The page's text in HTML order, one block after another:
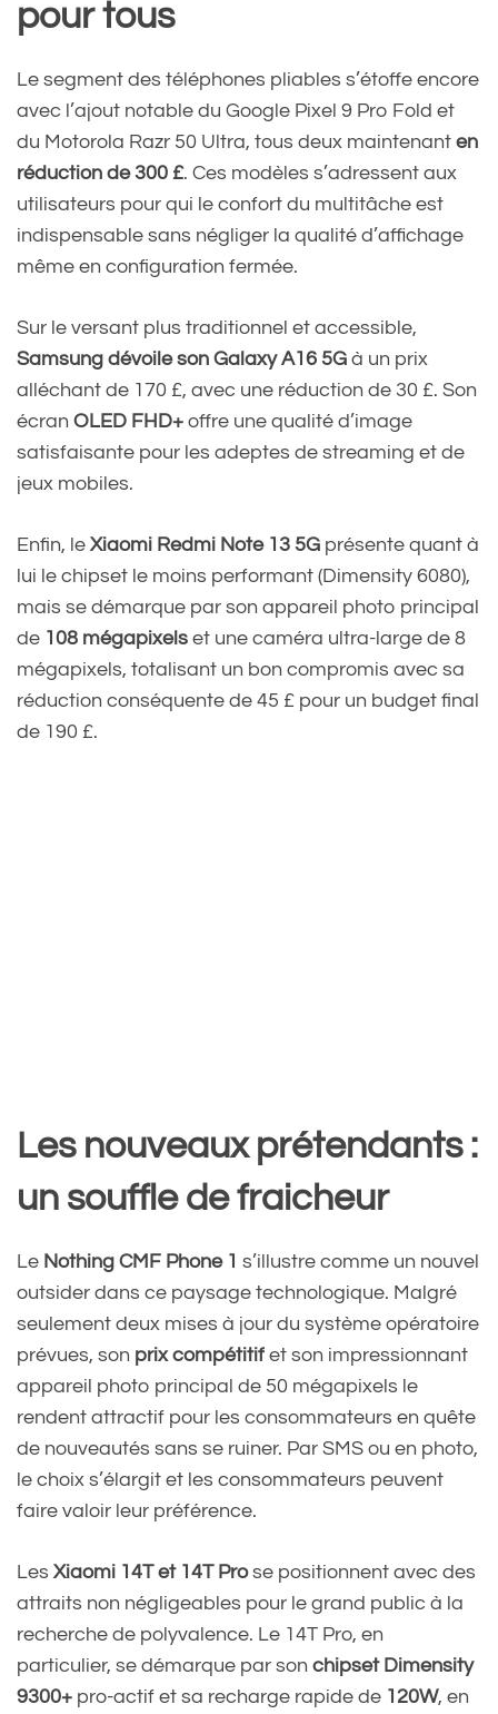
pour tous
Le segment des téléphones pliables s’étoffe encore
avec l’ajout notable du Google Pixel 9 Pro Fold et
du Motorola Razr 50 Ultra, tous deux maintenant en
réduction de 300 £. Ces modèles s’adressent aux
utilisateurs pour qui le confort du multitâche est
indispensable sans négliger la qualité d’affichage
même en configuration fermée.
Sur le versant plus traditionnel et accessible,
Samsung dévoile son Galaxy A16 5G à un prix
alléchant de 170 £, avec une réduction de 30 £. Son
écran OLED FHD+ offre une qualité d’image
satisfaisante pour les adeptes de streaming et de
jeux mobiles.
Enfin, le Xiaomi Redmi Note 13 5G présente quant à
lui le chipset le moins performant (Dimensity 6080),
mais se démarque par son appareil photo principal
de 108 mégapixels et une caméra ultra-large de 8
mégapixels, totalisant un bon compromis avec sa
réduction conséquente de 45 £ pour un budget final
de 190 £.
Les nouveaux prétendants :
un souffle de fraicheur
Le Nothing CMF Phone 1 s’illustre comme un nouvel
outsider dans ce paysage technologique. Malgré
seulement deux mises à jour du système opératoire
prévues, son prix compétitif et son impressionnant
appareil photo principal de 50 mégapixels le
rendent attractif pour les consommateurs en quête
de nouveautés sans se ruiner. Par SMS ou en photo,
le choix s’élargit et les consommateurs peuvent
faire valoir leur préférence.
Les Xiaomi 14T et 14T Prose positionnent avec des
attraits non négligeables pour le grand public à la
recherche de polyvalence. Le 14T Pro, en
particulier, se démarque par son chipset Dimensity
9300+ pro-actif et sa recharge rapide de 120W, en